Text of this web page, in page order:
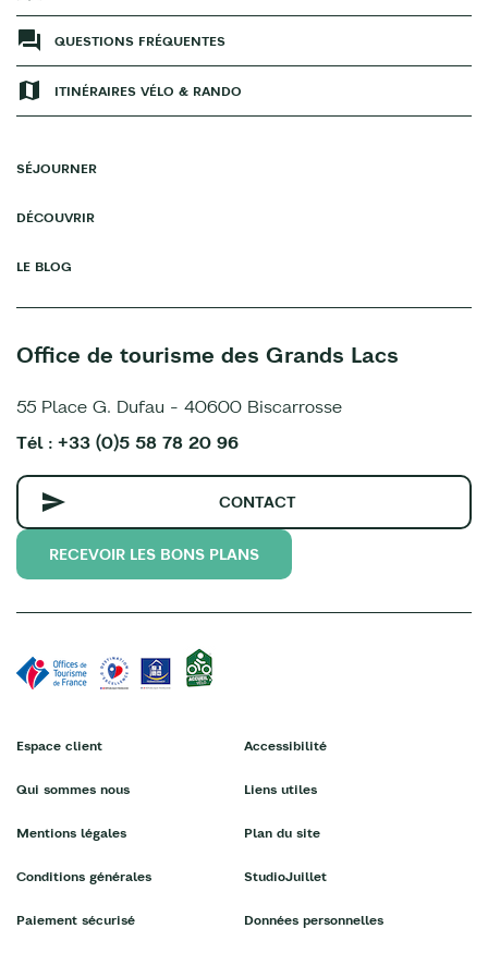
QUESTIONS FRÉQUENTES
ITINÉRAIRES VÉLO & RANDO
SÉJOURNER
DÉCOUVRIR
LE BLOG
Office de tourisme des Grands Lacs
55 Place G. Dufau - 40600 Biscarrosse
Tél : +33 (0)5 58 78 20 96
CONTACT
RECEVOIR LES BONS PLANS
Espace client
Qui sommes nous
Mentions légales
Conditions générales
Paiement sécurisé
Accessibilité
Liens utiles
Plan du site
StudioJuillet
Données personnelles